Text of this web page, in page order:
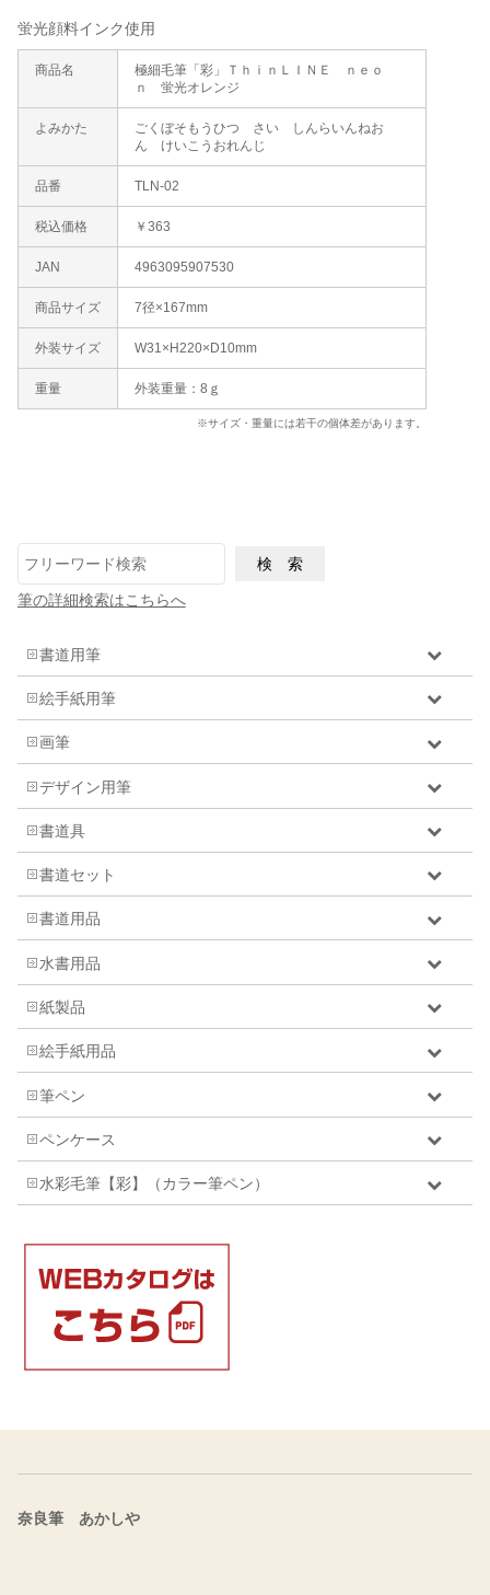
蛍光顔料インク使用
※サイズ・重量には若干の個体差があります。
商品名
極細毛筆「彩」ＴｈｉｎＬＩＮＥ ｎｅｏ
ｎ 蛍光オレンジ
よみかた
ごくぼそもうひつ さい しんらいんねお
ん けいこうおれんじ
品番 TLN-02
税込価格 ￥363
JAN 4963095907530
商品サイズ 7径×167mm
外装サイズ W31×H220×D10mm
重量 外装重量：8ｇ
筆の詳細検索はこちらへ
書道用筆
絵手紙用筆
画筆
デザイン用筆
書道具
書道セット
書道用品
水書用品
紙製品
絵手紙用品
筆ペン
ペンケース
水彩毛筆【彩】（カラー筆ペン）
奈良筆 あかしや